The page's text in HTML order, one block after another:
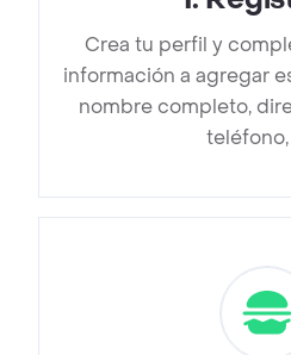
Crea tu perfil y
información a agregar
nombre completo,